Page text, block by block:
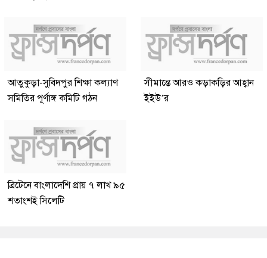
আতুকুড়া-সুবিদপুর শিক্ষা কল্যাণ
সমিতির পূর্ণাঙ্গ কমিটি গঠন
সীমান্তে আরও কড়াকড়ির আহ্বান
ইইউ’র
ব্রিটেনে বাংলাদেশি প্রায় ৭ লাখ ৯৫
শতাংশই সিলেটি